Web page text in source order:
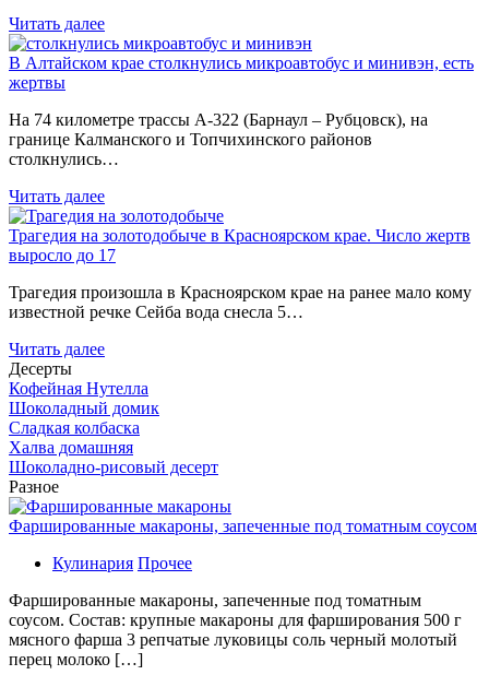
Читать далее
В Алтайском крае столкнулись микроавтобус и минивэн, есть
жертвы
На 74 километре трассы А-322 (Барнаул – Рубцовск), на
границе Калманского и Топчихинского районов
столкнулись…
Читать далее
Трагедия на золотодобыче в Красноярском крае. Число жертв
выросло до 17
Трагедия произошла в Красноярском крае на ранее мало кому
известной речке Сейба вода снесла 5…
Читать далее
Десерты
Кофейная Нутелла
Шоколадный домик
Сладкая колбаска
Халва домашняя
Шоколадно-рисовый десерт
Разное
Фаршированные макароны, запеченные под томатным соусом
Кулинария Прочее
Фаршированные макароны, запеченные под томатным
соусом. Состав: крупные макароны для фарширования 500 г
мясного фарша 3 репчатые луковицы соль черный молотый
перец молоко […]